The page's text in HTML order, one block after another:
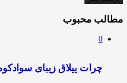
مطالب محبوب
0
چرات ییلاق زیبای